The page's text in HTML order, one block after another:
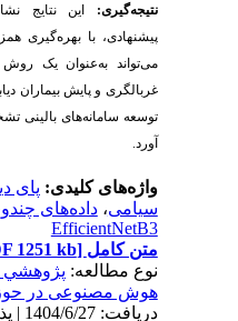
نتیجه‌گیری:
این نتایج
پیشنهادی، با بهره‌گیری
می‌تواند به‌عنوان یک روش
غربالگری و پایش بیماران
توسعه سامانه‌های بالینی
آورد.
واژه‌های کلیدی:پای
سیامی،داده‌های
EfficientNetB3
متن کامل[PDF 1251 kb]
نوع مطالعه:پژوهشي
هوش مصنوعی در
دریافت: 1404/6/27 | پذیرش: 1404/11/26